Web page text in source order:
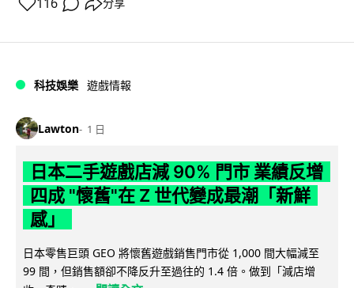
116 分享
科技娛樂 遊戲情報
Lawton 1 日
日本二手遊戲店減 90% 門市 業績反增
四成 "懷舊"在 Z 世代變成最潮「新鮮
感」
日本零售巨頭 GEO 將懷舊遊戲銷售門市從 1,000 間大幅減至
99 間，但銷售額卻不降反升至過往的 1.4 倍。做到「減店增